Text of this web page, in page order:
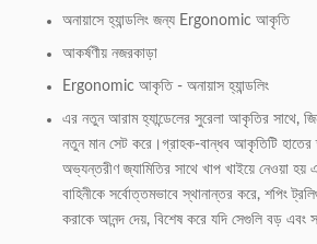
অনায়াসে হ্যান্ডলিং জন্য Ergonomic আকৃতি
আকর্ষণীয় নজরকাড়া
Ergonomic আকৃতি - অনায়াস হ্যান্ডলিং
এর নতুন আরাম হ্যান্ডেলের সুরেলা আকৃতির সাথে,
নতুন মান সেট করে।গ্রাহক-বান্ধব আকৃতিটি হাতের
অভ্যন্তরীণ জ্যামিতির সাথে খাপ খাইয়ে নেওয়া হয়
বাহিনীকে সর্বোত্তমভাবে স্থানান্তর করে, শপিং
করাকে আনন্দ দেয়, বিশেষ করে যদি সেগুলি বড় এবং